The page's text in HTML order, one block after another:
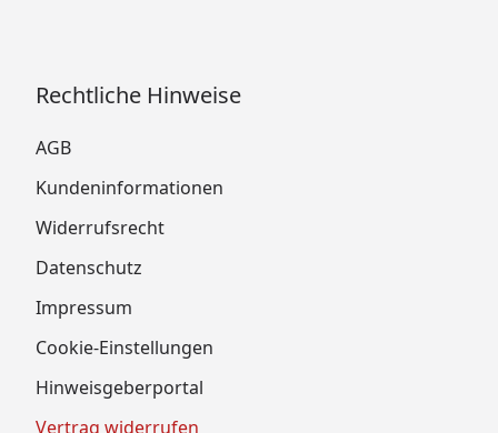
Rechtliche Hinweise
AGB
Kundeninformationen
Widerrufsrecht
Datenschutz
Impressum
Cookie-Einstellungen
Hinweisgeberportal
Vertrag widerrufen